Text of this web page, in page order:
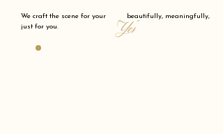
We craft the scene for your beautifully, meaningfully,
just for you.
"Yes"